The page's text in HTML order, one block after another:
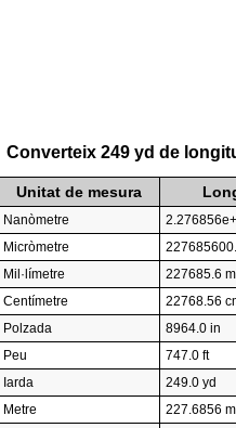
Converteix 249 yd de
Unitat de mesura
Nanòmetre
Micròmetre
Mil·límetre
227685.6
Centímetre
22768.56
Polzada
8964.0 in
Peu
747.0 ft
Iarda
249.0 yd
Metre
227.6856 m